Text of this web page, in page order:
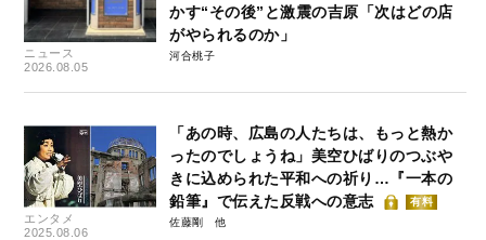
ニュース
2026.08.05
かす“その後”と激震の吉原「次はどの店
がやられるのか」
河合桃子
エンタメ
2025.08.06
「あの時、広島の人たちは、もっと熱か
ったのでしょうね」美空ひばりのつぶや
きに込められた平和への祈り…『一本の
鉛筆』で伝えた反戦への意志
有料
佐藤剛